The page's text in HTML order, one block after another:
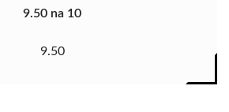
9.50 na 10
9.50